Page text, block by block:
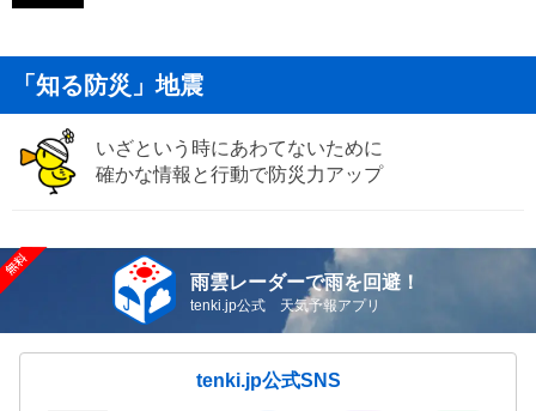
「知る防災」地震
いざという時にあわてないために
確かな情報と行動で防災力アップ
雨雲レーダーで雨を回避！
tenki.jp公式 天気予報アプリ
tenki.jp公式SNS